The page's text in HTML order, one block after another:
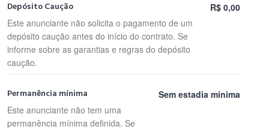
Depósito Caução
Este anunciante não solicita o pagamento de um
depósito caução antes do início do contrato. Se
informe sobre as garantias e regras do depósito
caução.
R$ 0,00
Permanência mínima
Este anunciante não tem uma
permanência mínima definida. Se
Sem estadia mínima